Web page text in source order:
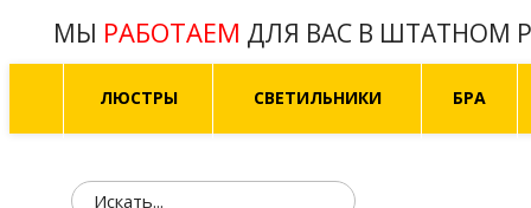
МЫ РАБОТАЕМ ДЛЯ ВАС В ШТАТНОМ
ЛЮСТРЫ СВЕТИЛЬНИКИ БРА